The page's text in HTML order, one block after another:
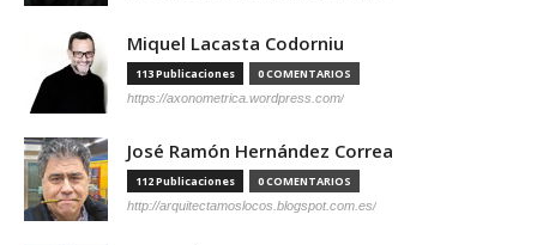
Miquel Lacasta Codorniu
113 Publicaciones 0 COMENTARIOS
https://axonometrica.wordpress.com/
José Ramón Hernández Correa
112 Publicaciones 0 COMENTARIOS
http://arquitectamoslocos.blogspot.com.es/